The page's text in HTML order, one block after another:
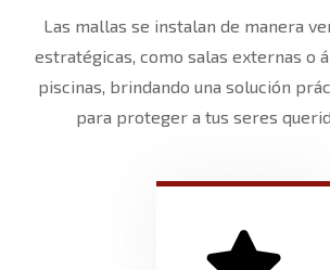
Las mallas se instalan de manera
estratégicas, como salas externas o
piscinas, brindando una solución
para proteger a tus seres